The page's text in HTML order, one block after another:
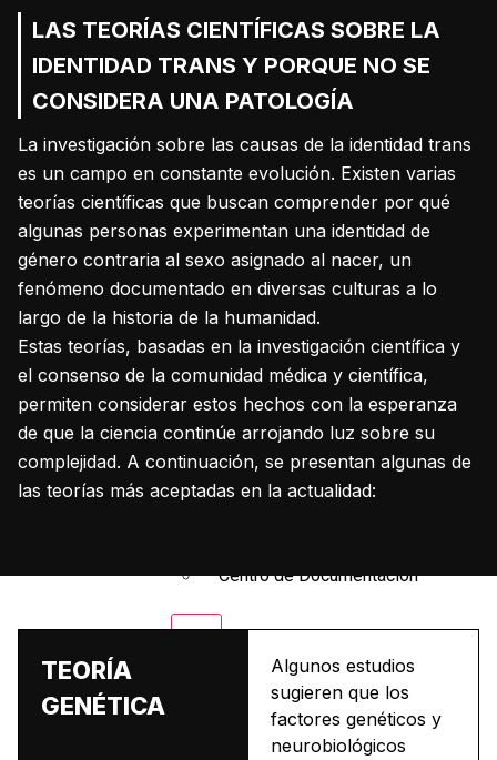
S.T.A.R.
En Perspectiva
Vida y Bienestar
ARTEFACTA
Buscando Justicia
Empresas con Color
Sobre DIKÉ
Centro de Documentación
LAS TEORÍAS CIENTÍFICAS SOBRE LA
IDENTIDAD TRANS Y PORQUE NO SE
CONSIDERA UNA PATOLOGÍA
La investigación sobre las causas de la identidad trans
es un campo en constante evolución. Existen varias
teorías científicas que buscan comprender por qué
algunas personas experimentan una identidad de
género contraria al sexo asignado al nacer, un
fenómeno documentado en diversas culturas a lo
largo de la historia de la humanidad.
Estas teorías, basadas en la investigación científica y
el consenso de la comunidad médica y científica,
permiten considerar estos hechos con la esperanza
de que la ciencia continúe arrojando luz sobre su
complejidad. A continuación, se presentan algunas de
las teorías más aceptadas en la actualidad:
TEORÍA
GENÉTICA
Algunos estudios
sugieren que los
factores genéticos y
neurobiológicos